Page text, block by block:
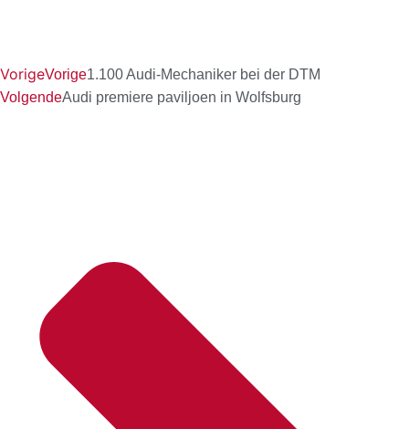
VorigeVorige1.100 Audi-Mechaniker bei der DTM
VolgendeAudi premiere paviljoen in Wolfsburg